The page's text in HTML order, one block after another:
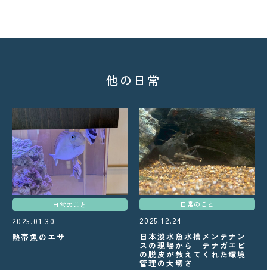
他の日常
日常のこと
2025.01.30
熱帯魚のエサ
日常のこと
2025.12.24
日本淡水魚水槽メンテナン
スの現場から｜テナガエビ
の脱皮が教えてくれた環境
管理の大切さ